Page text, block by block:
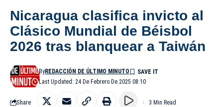
Nicaragua clasifica invicto al
Clásico Mundial de Béisbol
2026 tras blanquear a Taiwán
Last Updated: 24 De Febrero De 2025 08:10
ByREDACCIÓN DE ÚLTIMO MINUTO
Share 3 Min Read